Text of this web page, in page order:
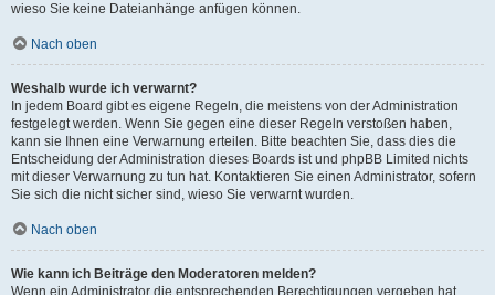
wieso Sie keine Dateianhänge anfügen können.
Nach oben
Weshalb wurde ich verwarnt?
In jedem Board gibt es eigene Regeln, die meistens von der Administration
festgelegt werden. Wenn Sie gegen eine dieser Regeln verstoßen haben,
kann sie Ihnen eine Verwarnung erteilen. Bitte beachten Sie, dass dies die
Entscheidung der Administration dieses Boards ist und phpBB Limited nichts
mit dieser Verwarnung zu tun hat. Kontaktieren Sie einen Administrator, sofern
Sie sich die nicht sicher sind, wieso Sie verwarnt wurden.
Nach oben
Wie kann ich Beiträge den Moderatoren melden?
Wenn ein Administrator die entsprechenden Berechtigungen vergeben hat,